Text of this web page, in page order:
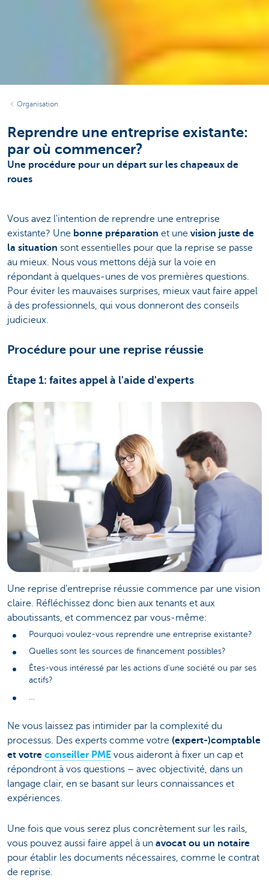
Organisation
Reprendre une entreprise existante:
par où commencer?
Une procédure pour un départ sur les chapeaux de
roues
Vous avez l'intention de reprendre une entreprise
existante? Une bonne préparation et une vision juste de
la situation sont essentielles pour que la reprise se passe
au mieux. Nous vous mettons déjà sur la voie en
répondant à quelques-unes de vos premières questions.
Pour éviter les mauvaises surprises, mieux vaut faire appel
à des professionnels, qui vous donneront des conseils
judicieux.
Procédure pour une reprise réussie
Étape 1: faites appel à l'aide d'experts
Une reprise d'entreprise réussie commence par une vision
claire. Réfléchissez donc bien aux tenants et aux
aboutissants, et commencez par vous-même:
Pourquoi voulez-vous reprendre une entreprise existante?
Quelles sont les sources de financement possibles?
Êtes-vous intéressé par les actions d'une société ou par ses
actifs?
Ne vous laissez pas intimider par la complexité du
processus. Des experts comme votre (expert-)comptable
et votre conseiller PME vous aideront à fixer un cap et
répondront à vos questions – avec objectivité, dans un
langage clair, en se basant sur leurs connaissances et
expériences.
Une fois que vous serez plus concrètement sur les rails,
vous pouvez aussi faire appel à un avocat ou un notaire
pour établir les documents nécessaires, comme le contrat
de reprise.